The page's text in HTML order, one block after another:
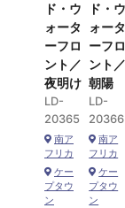
ド・ウ
ォータ
ーフロ
ント／
夜明け
LD-
20365
南ア
フリカ
ケー
プタウ
ン
ド・ウ
ォータ
ーフロ
ント／
朝陽
LD-
20366
南ア
フリカ
ケー
プタウ
ン